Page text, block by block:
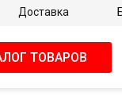
Доставка
ТОВАРОВ